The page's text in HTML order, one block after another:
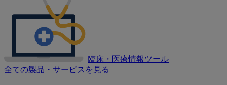
臨床・医療情報ツール
全ての製品・サービスを見る